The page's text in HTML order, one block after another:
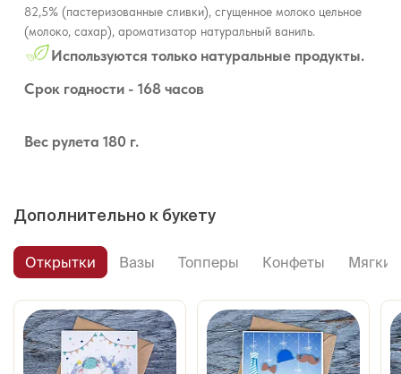
82,5% (пастеризованные сливки), сгущенное молоко цельное
(молоко, сахар), ароматизатор натуральный ваниль.
Используются только натуральные продукты.
Срок годности - 168 часов
Вес рулета 180 г.
Дополнительно к букету
Открытки Вазы Топперы Конфеты